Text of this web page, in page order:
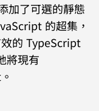
加了可選的靜態
的超集，
的 TypeScript
將現有